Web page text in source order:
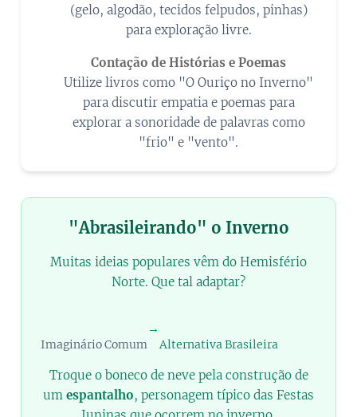
(gelo, algodão, tecidos felpudos, pinhas)
para exploração livre.
Contação de Histórias e Poemas
Utilize livros como "O Ouriço no Inverno"
para discutir empatia e poemas para
explorar a sonoridade de palavras como
"frio" e "vento".
"Abrasileirando" o Inverno
Muitas ideias populares vêm do Hemisfério
Norte. Que tal adaptar?
Imaginário Comum
→
Alternativa Brasileira
Troque o boneco de neve pela construção de
um espantalho, personagem típico das Festas